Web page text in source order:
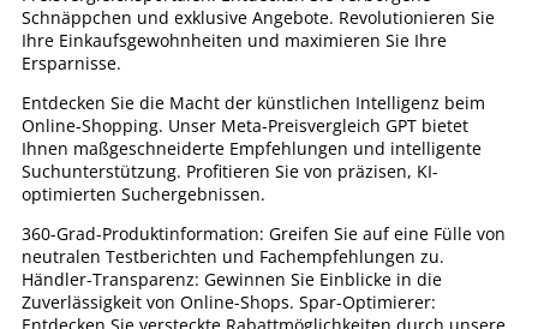
Schnäppchen und exklusive Angebote. Revolutionieren Sie
Ihre Einkaufsgewohnheiten und maximieren Sie Ihre
Ersparnisse.
Entdecken Sie die Macht der künstlichen Intelligenz beim
Online-Shopping. Unser Meta-Preisvergleich GPT bietet
Ihnen maßgeschneiderte Empfehlungen und intelligente
Suchunterstützung. Profitieren Sie von präzisen, KI-
optimierten Suchergebnissen.
360-Grad-Produktinformation: Greifen Sie auf eine Fülle von
neutralen Testberichten und Fachempfehlungen zu.
Händler-Transparenz: Gewinnen Sie Einblicke in die
Zuverlässigkeit von Online-Shops. Spar-Optimierer: